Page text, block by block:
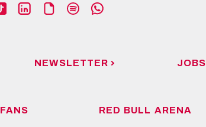
NEWSLETTER JOBS
FANS RED BULL ARENA